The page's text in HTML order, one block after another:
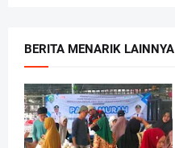
BERITA MENARIK LAINNYA